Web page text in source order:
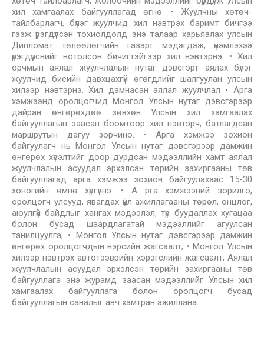
хил хамгаалах байгууллагад өгнө. • Жуулчны хөтөч-
тайлбарлагч, бүлэг жуулчид хил нэвтрэх баримт бичгээ
гээж үрэгдүүлсэн тохиолдолд энэ талаар харьяалах улсын
Дипломат төлөөлөгчийн газарт мэдэгдэж, үнэмлэхээ
үрэгдүүлснийг нотолсон бичигтэйгээр хил нэвтэрнэ. • Хил
орчмын аялал жуулчлалын нутаг дэвсгэрт аялах бүлэг
жуулчид биеийн давхцахгүй өгөгдлийг шалгуулан улсын
хилээр нэвтэрнэ. Хил дамнасан аялал жуулчлал • Арга
хэмжээнд оролцогчид Монгол Улсын нутаг дэвсгэрээр
дайран өнгөрөхдөө зөвхөн Улсын хил хамгаалах
байгууллагын заасан боомтоор хил нэвтэрч, батлагдсан
маршрутын дагуу зорчино. • Арга хэмжээ зохион
байгуулагч нь Монгол Улсын нутаг дэвсгэрээр дамжин
өнгөрөх хүсэлтийг доор дурдсан мэдээллийн хамт аялал
жуулчлалын асуудал эрхэлсэн төрийн захиргааны төв
байгууллагад арга хэмжээ зохион байгуулахаас 15-30
хоногийн өмнө хүргүүлнэ: • А рга хэмжээний зорилго,
оролцогч улсууд, явагдах үйл ажиллагааны төрөл, онцлог,
аюулгүй байдлыг хангах мэдээлэл, түр буудаллах хугацаа
болон бусад шаардлагатай мэдээллийг агуулсан
танилцуулга; • Монгол Улсын нутаг дэвсгэрээр дамжин
өнгөрөх оролцогчдын нэрсийн жагсаалт; • Монгол Улсын
хилээр нэвтрэх автотээврийн хэрэгслийн жагсаалт; Аялал
жуулчлалын асуудал эрхэлсэн төрийн захиргааны төв
байгууллага энэ журамд заасан мэдээллийг Улсын хил
хамгаалах байгууллага болон оролцогч бусад
байгууллагын саналыг авч хамтран ажиллана.